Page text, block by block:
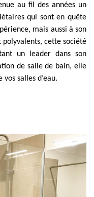
au fil des années un
qui sont en quête
mais aussi à son
polyvalents, cette société
un leader dans son
de salle de bain, elle
salles d’eau.